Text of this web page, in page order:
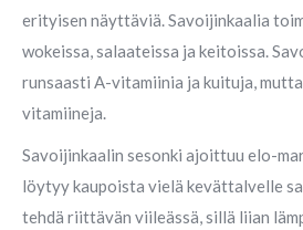
erityisen näyttäviä. Savoijinkaalia
wokeissa, salaateissa ja keitoissa.
runsaasti A-vitamiinia ja kuituja, mutta
vitamiineja.
Savoijinkaalin sesonki ajoittuu elo-
löytyy kaupoista vielä kevättalvelle
tehdä riittävän viileässä, sillä liian